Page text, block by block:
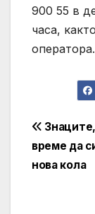
900 55 в
часа,
оператора.
време да
нова кола